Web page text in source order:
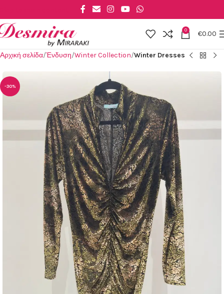
0 €0.00
Αρχική σελίδα Ένδυση Winter Collection Winter Dresses
-30%